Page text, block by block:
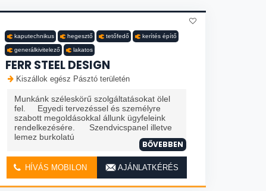
kaputechnikus hegesztő tetőfedő kerítés építő
generálkivitelező lakatos
FERR STEEL DESIGN
Kiszállok egész Pásztó területén
Munkánk széleskörű szolgáltatásokat ölel
fel. Egyedi tervezéssel és személyre
szabott megoldásokkal állunk ügyfeleink
rendelkezésére. Szendvicspanel illetve
lemez burkolatú
BŐVEBBEN
HÍVÁS MOBILON AJÁNLATKÉRÉS